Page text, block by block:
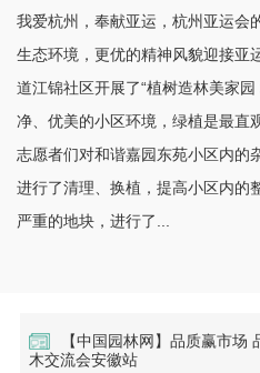
我爱杭州，奉献亚运，杭州亚运会
生态环境，更优的精神风貌迎接亚
道江锦社区开展了“植树造林美家
净、优美的小区环境，绿植是最直
志愿者们对和谐嘉园东苑小区内的
进行了清理、换植，提高小区内的
严重的地块，进行了...
【中国园林网】品质赢市
木交流会安徽站